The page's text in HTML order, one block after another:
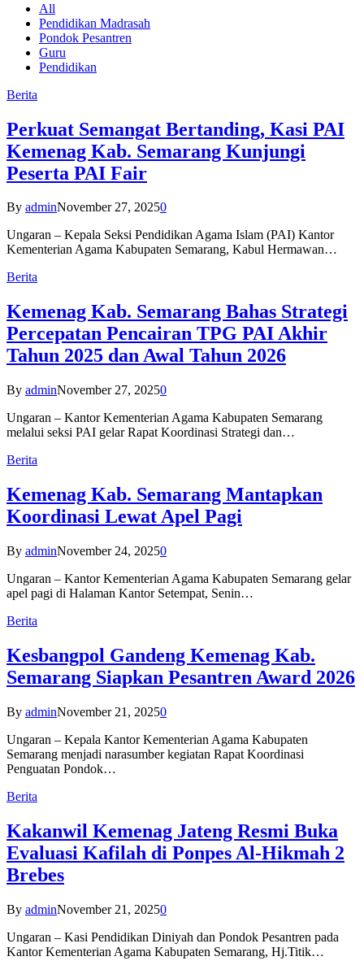
All
Pendidikan Madrasah
Pondok Pesantren
Guru
Pendidikan
Berita
Perkuat Semangat Bertanding, Kasi PAI
Kemenag Kab. Semarang Kunjungi
Peserta PAI Fair
By adminNovember 27, 20250
Ungaran – Kepala Seksi Pendidikan Agama Islam (PAI) Kantor
Kementerian Agama Kabupaten Semarang, Kabul Hermawan…
Berita
Kemenag Kab. Semarang Bahas Strategi
Percepatan Pencairan TPG PAI Akhir
Tahun 2025 dan Awal Tahun 2026
By adminNovember 27, 20250
Ungaran – Kantor Kementerian Agama Kabupaten Semarang
melalui seksi PAI gelar Rapat Koordinasi Strategi dan…
Berita
Kemenag Kab. Semarang Mantapkan
Koordinasi Lewat Apel Pagi
By adminNovember 24, 20250
Ungaran – Kantor Kementerian Agama Kabupaten Semarang gelar
apel pagi di Halaman Kantor Setempat, Senin…
Berita
Kesbangpol Gandeng Kemenag Kab.
Semarang Siapkan Pesantren Award 2026
By adminNovember 21, 20250
Ungaran – Kepala Kantor Kementerian Agama Kabupaten
Semarang menjadi narasumber kegiatan Rapat Koordinasi
Penguatan Pondok…
Berita
Kakanwil Kemenag Jateng Resmi Buka
Evaluasi Kafilah di Ponpes Al-Hikmah 2
Brebes
By adminNovember 21, 20250
Ungaran – Kasi Pendidikan Diniyah dan Pondok Pesantren pada
Kantor Kementerian Agama Kabupaten Semarang, Hj.Titik…